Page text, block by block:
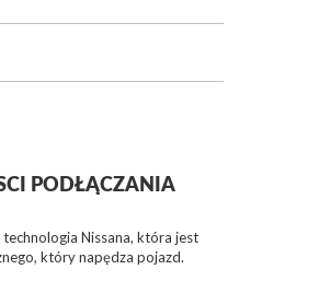
PODŁĄCZANIA
Nissana, która jest
który napędza pojazd.